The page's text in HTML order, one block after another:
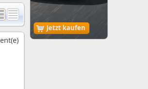
Jetzt kaufen